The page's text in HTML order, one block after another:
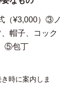
（¥3,000）③ノ
帽子、コック
⑤包丁
時に案内しま